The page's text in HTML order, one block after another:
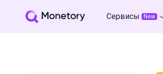
Сервисы New